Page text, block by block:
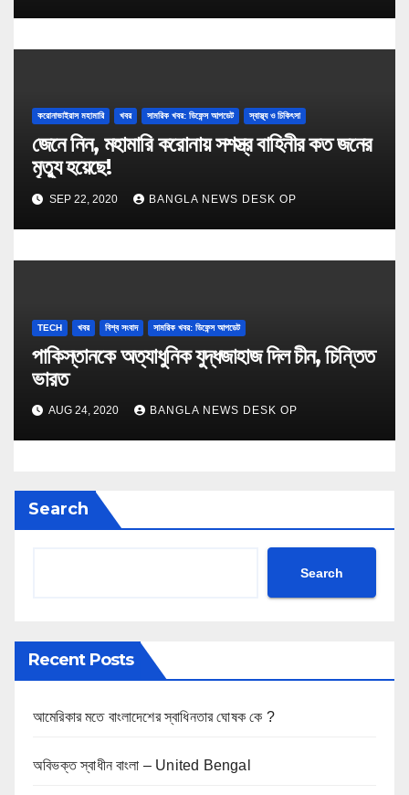
করোনাভাইরাস মহামারি খবর সামরিক খবর: ডিফেন্স আপডেট স্বাস্থ্য ও চিকিৎসা
জেনে নিন, মহামারি করোনায় সশস্ত্র বাহিনীর কত জনের
মৃত্যু হয়েছে!
SEP 22, 2020 BANGLA NEWS DESK OP
TECH খবর বিশ্ব সংবাদ সামরিক খবর: ডিফেন্স আপডেট
পাকিস্তানকে অত্যাধুনিক যুদ্ধজাহাজ দিল চীন, চিন্তিত
ভারত
AUG 24, 2020 BANGLA NEWS DESK OP
Search
Search
Recent Posts
আমেরিকার মতে বাংলাদেশের স্বাধিনতার ঘোষক কে ?
অবিভক্ত স্বাধীন বাংলা – United Bengal